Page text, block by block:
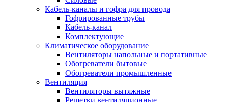
Кабель-каналы и гофра для провода
Гофрированные трубы
Кабель-канал
Комплектующие
Климатическое оборудование
Вентиляторы напольные и портативные
Обогреватели бытовые
Обогреватели промышленные
Вентиляция
Вентиляторы вытяжные
Решетки вентиляционные